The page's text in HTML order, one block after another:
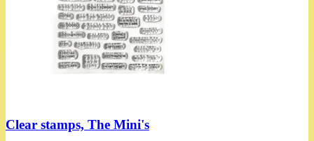
Clear stamps, The Mini's